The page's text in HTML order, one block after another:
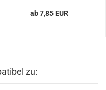
ab 7,85 EUR
zu: